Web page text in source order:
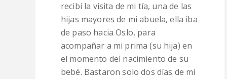
recibí la visita de mi tía, una de las
hijas mayores de mi abuela, ella iba
de paso hacia Oslo, para
acompañar a mi prima (su hija) en
el momento del nacimiento de su
bebé. Bastaron solo dos días de mi